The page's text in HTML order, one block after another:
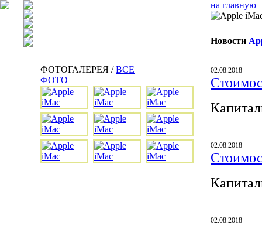
ФОТОГАЛЕРЕЯ /ВСЕ
ФОТО
на главную
Новости
02.08.2018
02.08.2018
02.08.2018